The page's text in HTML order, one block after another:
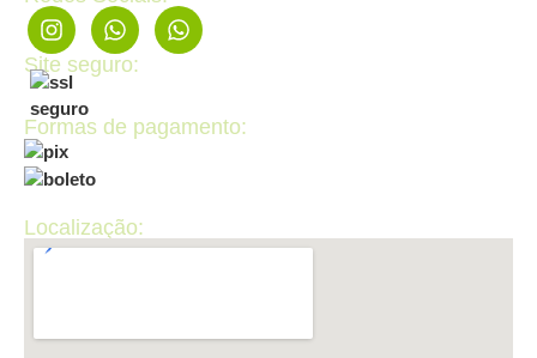
Site seguro:
Formas de pagamento:
Localização: